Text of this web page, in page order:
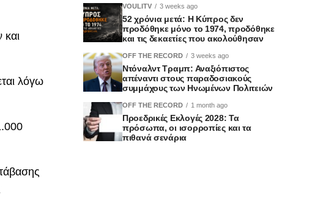
λόγω
VOULITV 3 weeks ago
52 χρόνια μετά: Η Κύπρος δεν
προδόθηκε μόνο το 1974, προδόθηκε
και τις δεκαετίες που ακολούθησαν
OFF THE RECORD 3 weeks ago
Ντόναλντ Τραμπ: Αναξιόπιστος
απέναντι στους παραδοσιακούς
συμμάχους των Ηνωμένων Πολιτειών
OFF THE RECORD 1 month ago
Προεδρικές Εκλογές 2028: Τα
πρόσωπα, οι ισορροπίες και τα
πιθανά σενάρια